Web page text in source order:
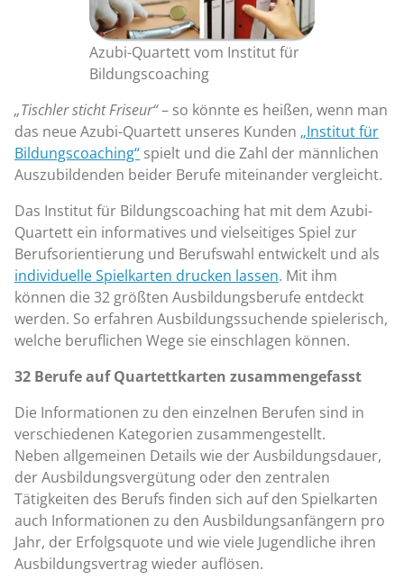
Azubi-Quartett vom Institut für
Bildungscoaching
„Tischler sticht Friseur“– so könnte es heißen, wenn man
das neue Azubi-Quartett unseres Kunden „Institut für
Bildungscoaching“ spielt und die Zahl der männlichen
Auszubildenden beider Berufe miteinander vergleicht.
Das Institut für Bildungscoaching hat mit dem Azubi-
Quartett ein informatives und vielseitiges Spiel zur
Berufsorientierung und Berufswahl entwickelt und als
individuelle Spielkarten drucken lassen. Mit ihm
können die 32 größten Ausbildungsberufe entdeckt
werden. So erfahren Ausbildungssuchende spielerisch,
welche beruflichen Wege sie einschlagen können.
32 Berufe auf Quartettkarten zusammengefasst
Die Informationen zu den einzelnen Berufen sind in
verschiedenen Kategorien zusammengestellt.
Neben allgemeinen Details wie der Ausbildungsdauer,
der Ausbildungsvergütung oder den zentralen
Tätigkeiten des Berufs finden sich auf den Spielkarten
auch Informationen zu den Ausbildungsanfängern pro
Jahr, der Erfolgsquote und wie viele Jugendliche ihren
Ausbildungsvertrag wieder auflösen.